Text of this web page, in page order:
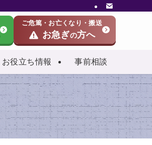
お役立ち情報 事前相談
ご危篤・お亡くなり・搬送
お急ぎの方へ